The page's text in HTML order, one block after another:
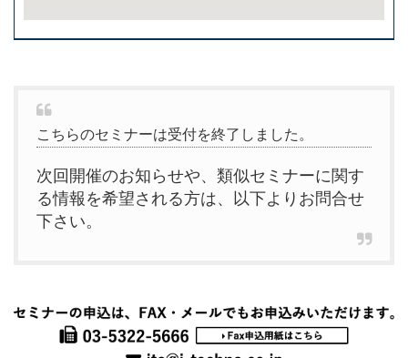
こちらのセミナーは受付を終了しました。
次回開催のお知らせや、類似セミナーに関す
る情報を希望される方は、以下よりお問合せ
下さい。